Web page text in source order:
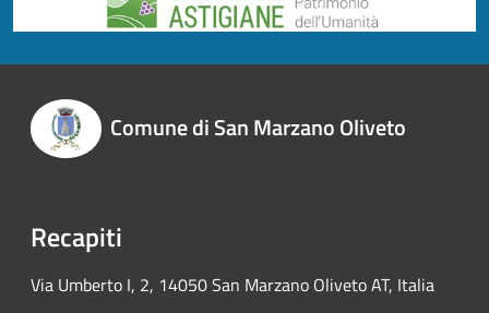
Comune di San Marzano Oliveto
Recapiti
Via Umberto I, 2, 14050 San Marzano Oliveto AT, Italia